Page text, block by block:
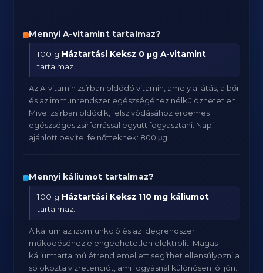
Mennyi A-vitamint tartalmaz?
100 g Háztartási Keksz 0 μg A-vitamint
tartalmaz.
Az A-vitamin zsírban oldódó vitamin, amely a látás, a bőr
és az immunrendszer egészségéhez nélkülözhetetlen.
Mivel zsírban oldódik, felszívódásához érdemes
egészséges zsírforrással együtt fogyasztani. Napi
ajánlott bevitel felnőtteknek: 800 μg.
Mennyi káliumot tartalmaz?
100 g Háztartási Keksz 110 mg káliumot
tartalmaz.
A kálium az izomfunkció és az idegrendszer
működéséhez elengedhetetlen elektrolit. Magas
káliumtartalmú étrend emellett segíthet ellensúlyozni a
só okozta vízretenciót, ami fogyásnál különösen jól jön.